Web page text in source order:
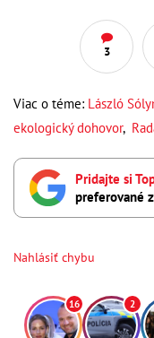
3
Viac o téme: László
ekologický dohovor,
Pridajte si
preferované
Nahlásiť chybu
16 2